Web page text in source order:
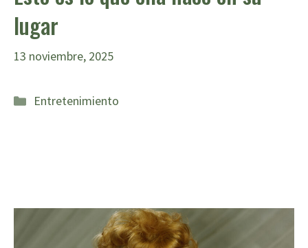
lugar
13 noviembre, 2025
Categorías
Entretenimiento